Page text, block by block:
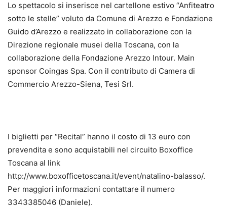
Lo spettacolo si inserisce nel cartellone estivo “Anfiteatro
sotto le stelle” voluto da Comune di Arezzo e Fondazione
Guido d’Arezzo e realizzato in collaborazione con la
Direzione regionale musei della Toscana, con la
collaborazione della Fondazione Arezzo Intour. Main
sponsor Coingas Spa. Con il contributo di Camera di
Commercio Arezzo-Siena, Tesi Srl.
I biglietti per “Recital” hanno il costo di 13 euro con
prevendita e sono acquistabili nel circuito Boxoffice
Toscana al link
http://www.boxofficetoscana.it/event/natalino-balasso/.
Per maggiori informazioni contattare il numero
3343385046 (Daniele).